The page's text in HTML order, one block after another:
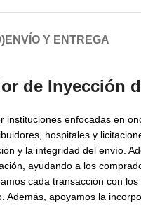
ENVÍO Y ENTREGA
de Inyección
enfocadas en
hospitales y
y la integridad del envío.
ayudando a los
cada transacción con
apoyamos la